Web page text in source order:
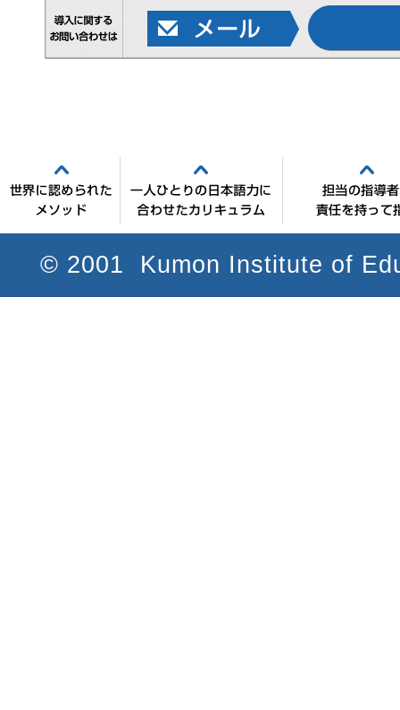
世界に認められたメソッド一人ひとりの日
© 2001 Kumon Institute of